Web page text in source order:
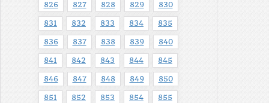
826 827 828 829 830
831 832 833 834 835
836 837 838 839 840
841 842 843 844 845
846 847 848 849 850
851 852 853 854 855